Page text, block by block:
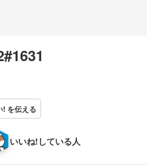
! を伝える
いいね!している人